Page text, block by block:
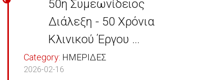
50η Συμεωνίδειος
Διάλεξη - 50 Χρόνια
Κλινικού Έργου ...
Category: ΗΜΕΡΙΔΕΣ
2026-02-16